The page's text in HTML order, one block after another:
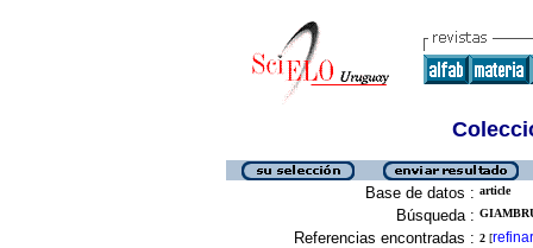
Base de datos : article
Búsqueda :
Referencias encontradas : 2 [refinar